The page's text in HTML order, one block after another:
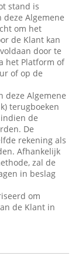
stand is
deze Algemene
om het
de Klant kan
door te
het Platform of
of op de
deze Algemene
terugboeken
de
De
rekening als
Afhankelijk
zal de
in beslag
om
de Klant in